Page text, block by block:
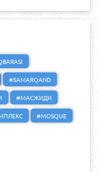
#SAMARQAND
#МАСЖИДИ
#MOSQUE